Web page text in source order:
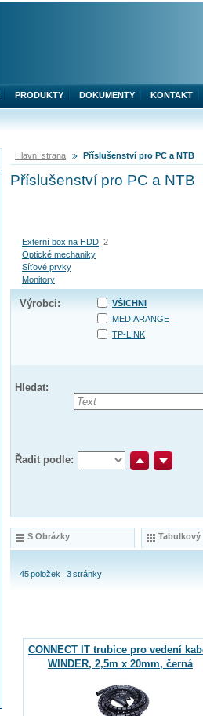
Hlavní strana Příslušenství pro PC a NTB
Příslušenství pro PC a NTB
Externí box na HDD 2
Optické mechaniky
Síťové prvky
Monitory
Výrobci:
VŠICHNI
MEDIARANGE
TP-LINK
Hledat:
Řadit podle:
S Obrázky Tabulkový
45položek 3stránky
CONNECT IT trubice pro vedení
WINDER, 2,5m x 20mm, černá
PRODUKTY DOKUMENTY KONTAKT